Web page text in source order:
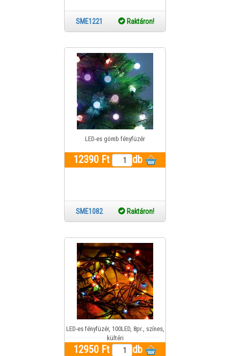
SME1221 Raktáron!
LED-es gömb fényfüzér
12390 Ft db
SME1082 Raktáron!
LED-es fényfüzér, 100LED, 8pr., színes,
kültéri
12950 Ft db